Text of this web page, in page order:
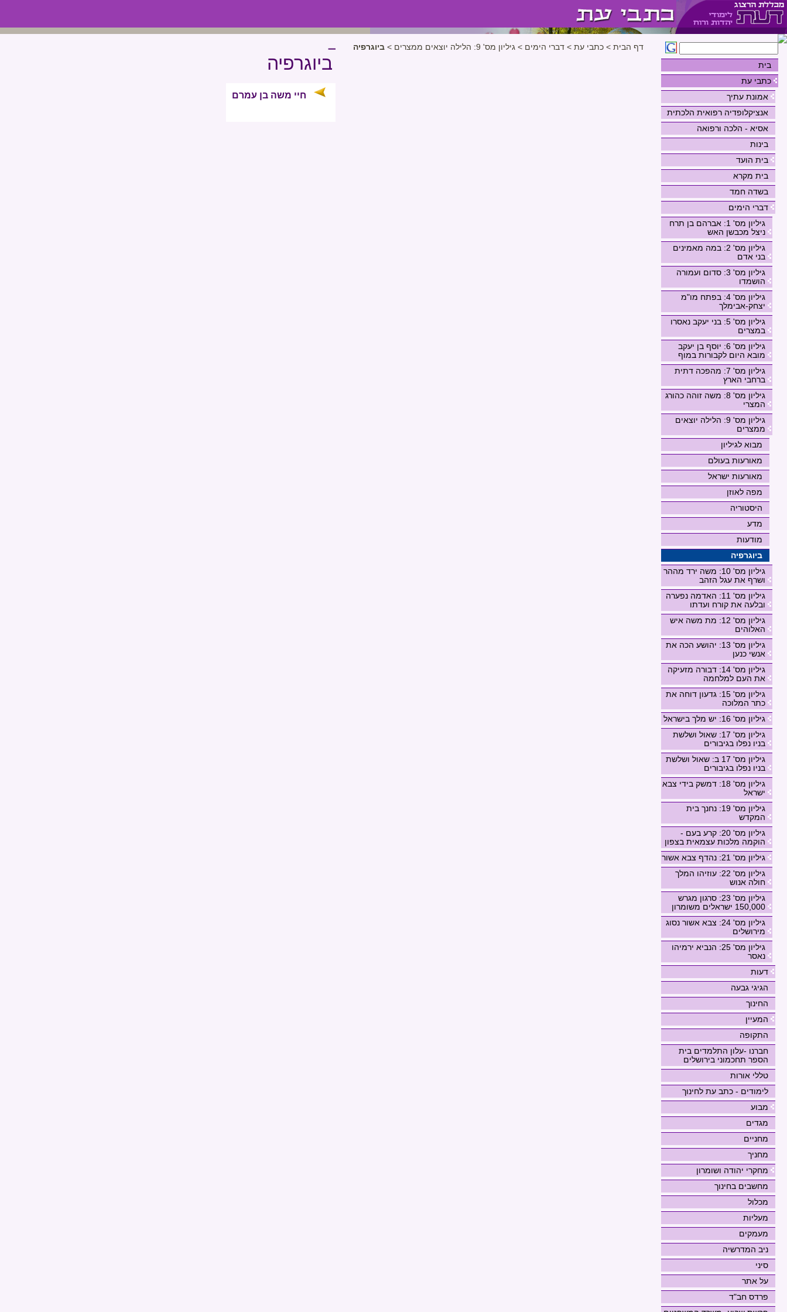
בית
כתבי עת
אמונת עתיך
אנציקלופדיה רפואית הלכתית
אסיא - הלכה ורפואה
בינות
בית הועד
בית מקרא
בשדה חמד
דברי הימים
גיליון מס' 1: אברהם בן תרח
ניצל מכבשן האש
גיליון מס' 2: במה מאמינים
בני אדם
גיליון מס' 3: סדום ועמורה
הושמדו
גיליון מס' 4: בפתח מו"מ
יצחק-אבימלך
גיליון מס' 5: בני יעקב נאסרו
במצרים
גיליון מס' 6: יוסף בן יעקב
מובא היום לקבורות במוף
גיליון מס' 7: מהפכה דתית
ברחבי הארץ
גיליון מס' 8: משה זוהה כהורג
המצרי
גיליון מס' 9: הלילה יוצאים
ממצרים
מבוא לגיליון
מאורעות בעולם
מאורעות ישראל
מפה לאוזן
היסטוריה
מדע
מודעות
ביוגרפיה
גיליון מס' 10: משה ירד מההר
ושרף את עגל הזהב
גיליון מס' 11: האדמה נפערה
ובלעה את קורח ועדתו
גיליון מס' 12: מת משה איש
האלוהים
גיליון מס' 13: יהושע הכה את
אנשי כנען
גיליון מס' 14: דבורה מזעיקה
את העם למלחמה
גיליון מס' 15: גדעון דוחה את
כתר המלוכה
גיליון מס' 16: יש מלך בישראל
גיליון מס' 17: שאול ושלשת
בניו נפלו בגיבורים
גיליון מס' 17 ב: שאול ושלשת
בניו נפלו בגיבורים
גיליון מס' 18: דמשק בידי צבא
ישראל
גיליון מס' 19: נחנך בית
המקדש
גיליון מס' 20: קרע בעם -
הוקמה מלכות עצמאית בצפון
גיליון מס' 21: נהדף צבא אשור
גיליון מס' 22: עוזיהו המלך
חולה אנוש
גיליון מס' 23: סרגון מגרש
150,000 ישראלים משומרון
גיליון מס' 24: צבא אשור נסוג
מירושלים
גיליון מס' 25: הנביא ירמיהו
נאסר
דעות
הגיגי גבעה
החינוך
המעיין
התקופה
חברנו -עלון התלמדים בית
הספר תחכמוני בירושלים
טללי אורות
לימודים - כתב עת לחינוך
מבוע
מגדים
מחניים
מחניך
מחקרי יהודה ושומרון
מחשבים בחינוך
מכלול
מעליות
מעמקים
ניב המדרשיה
סיני
על אתר
פרדס חב"ד
דף הבית > כתבי עת > דברי הימים > גיליון מס' 9: הלילה יוצאים ממצרים > ביוגרפיה
ביוגרפיה
חיי משה בן עמרם